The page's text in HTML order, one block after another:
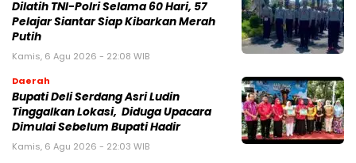
Dilatih TNI-Polri Selama 60 Hari, 57
Pelajar Siantar Siap Kibarkan Merah
Putih
Kamis, 6 Agu 2026 - 22:08 WIB
Daerah
Bupati Deli Serdang Asri Ludin
Tinggalkan Lokasi, Diduga Upacara
Dimulai Sebelum Bupati Hadir
Kamis, 6 Agu 2026 - 22:03 WIB